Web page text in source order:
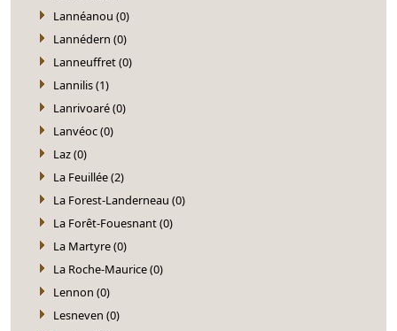
Lannéanou (0)
Lannédern (0)
Lanneuffret (0)
Lannilis (1)
Lanrivoaré (0)
Lanvéoc (0)
Laz (0)
La Feuillée (2)
La Forest-Landerneau (0)
La Forêt-Fouesnant (0)
La Martyre (0)
La Roche-Maurice (0)
Lennon (0)
Lesneven (0)